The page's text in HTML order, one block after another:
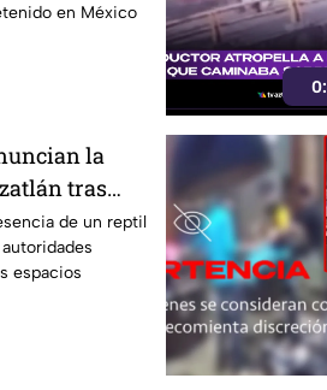
en México
la
tras
de un reptil
espacios